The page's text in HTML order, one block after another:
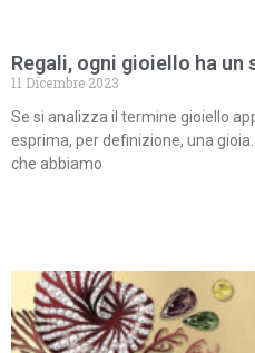
Regali, ogni gioiello ha
11 Dicembre 2023
Se si analizza il termine gioiello
esprima, per definizione, una
che abbiamo